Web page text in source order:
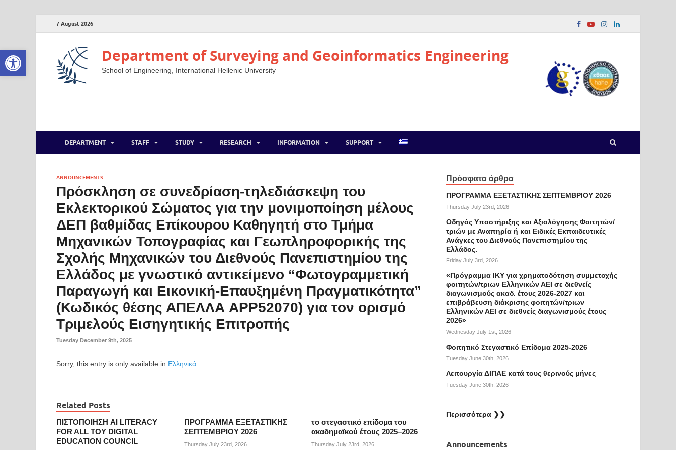
Open toolbar
7 August 2026
Department of Surveying and Geoinformatics Engineering
School of Engineering, International Hellenic University
DEPARTMENT STAFF STUDY RESEARCH INFORMATION SUPPORT
ANNOUNCEMENTS
Πρόσκληση σε συνεδρίαση-τηλεδιάσκεψη του
Εκλεκτορικού Σώματος για την μονιμοποίηση μέλους
ΔΕΠ βαθμίδας Επίκουρου Καθηγητή στο Τμήμα
Μηχανικών Τοπογραφίας και Γεωπληροφορικής της
Σχολής Μηχανικών του Διεθνούς Πανεπιστημίου της
Ελλάδος με γνωστικό αντικείμενο “Φωτογραμμετική
Παραγωγή και Εικονική-Επαυξημένη Πραγματικότητα”
(Κωδικός θέσης ΑΠΕΛΛΑ APP52070) για τον ορισμό
Τριμελούς Εισηγητικής Επιτροπής
Tuesday December 9th, 2025
Sorry, this entry is only available in Ελληνικά
Related Posts
ΠΙΣΤΟΠΟΙΗΣΗ AI LITERACY
FOR ALL ΤΟΥ DIGITAL
EDUCATION COUNCIL
ΠΡΟΓΡΑΜΜΑ ΕΞΕΤΑΣΤΙΚΗΣ
ΣΕΠΤΕΜΒΡΙΟΥ 2026
Thursday July 23rd, 2026
το στεγαστικό επίδομα του
ακαδημαϊκού έτους 2025–2026
Thursday July 23rd, 2026
Πρόσφατα άρθρα
ΠΡΟΓΡΑΜΜΑ ΕΞΕΤΑΣΤΙΚΗΣ ΣΕΠΤΕΜΒΡΙΟΥ 2026
Thursday July 23rd, 2026
Οδηγός Υποστήριξης και Αξιολόγησης Φοιτητών/
τριών με Αναπηρία ή και Ειδικές Εκπαιδευτικές
Ανάγκες του Διεθνούς Πανεπιστημίου της
Ελλάδος.
Friday July 3rd, 2026
«Πρόγραμμα ΙΚΥ για χρηματοδότηση συμμετοχής
φοιτητών/τριων Ελληνικών ΑΕΙ σε διεθνείς
διαγωνισμούς ακαδ. έτους 2026-2027 και
επιβράβευση διάκρισης φοιτητών/τριων
Ελληνικών ΑΕΙ σε διεθνείς διαγωνισμούς έτους
2026»
Wednesday July 1st, 2026
Φοιτητικό Στεγαστικό Επίδομα 2025-2026
Tuesday June 30th, 2026
Λειτουργία ΔΙΠΑΕ κατά τους θερινούς μήνες
Tuesday June 30th, 2026
Περισσότερα ❯❯
Announcements